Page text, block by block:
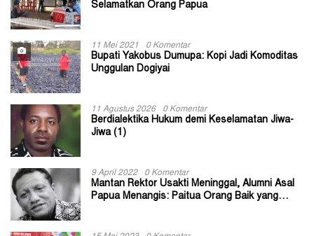
Selamatkan Orang Papua
11 Mei 2021 0 Komentar
Bupati Yakobus Dumupa: Kopi Jadi Komoditas
Unggulan Dogiyai
11 Agustus 2026 0 Komentar
Berdialektika Hukum demi Keselamatan Jiwa-
Jiwa (1)
9 April 2022 0 Komentar
Mantan Rektor Usakti Meninggal, Alumni Asal
Papua Menangis: Paitua Orang Baik yang